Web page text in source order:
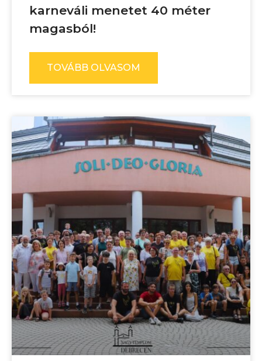
karneváli menetet 40 méter
magasból!
TOVÁBB OLVASOM